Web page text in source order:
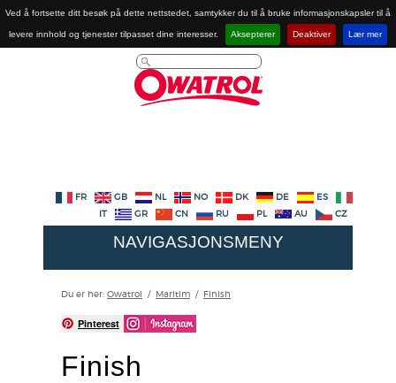
Ved å fortsette ditt besøk på dette nettstedet, samtykker du til å bruke informasjonskapsler til å
levere innhold og tjenester tilpasset dine interesser. Aksepterer Deaktiver Lær mer
FR GB NL NO DK DE
ES
IT
GR CN RU PL AU CZ
NAVIGASJONSMENY
Du er her: Owatrol / Maritim / Finish
Pinterest
Finish